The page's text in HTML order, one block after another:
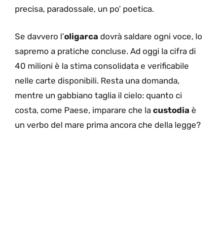
precisa, paradossale, un po’ poetica.
Se davvero l’oligarca dovrà saldare ogni voce, lo
sapremo a pratiche concluse. Ad oggi la cifra di
40 milioni è la stima consolidata e verificabile
nelle carte disponibili. Resta una domanda,
mentre un gabbiano taglia il cielo: quanto ci
costa, come Paese, imparare che la custodia è
un verbo del mare prima ancora che della legge?